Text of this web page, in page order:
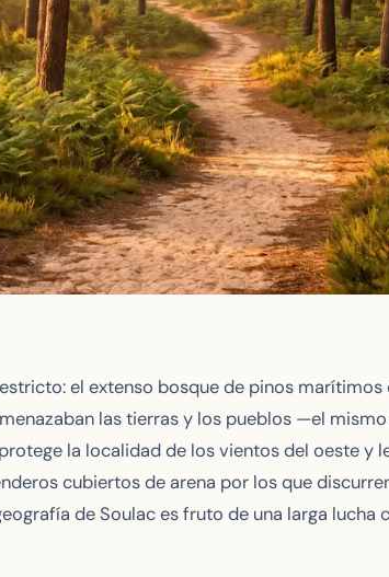
el extenso bosque de pinos
las tierras y los pueblos —el
la localidad de los vientos del oeste y
cubiertos de arena por los que
de Soulac es fruto de una larga lucha